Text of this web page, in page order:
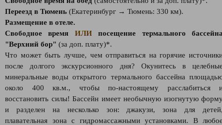
Переезд в Тюмень (Екатеринбург → Тюмень: 330 км).
Размещение в отеле.
Свободное время ИЛИпосещение термального
"Верхний бор" (за доп. плату)*.
Что может быть лучше, чем отправиться на горячие
после долгого экскурсионного дня? Окунитесь в
минеральные воды открытого термального бассейна
около 400 кв.м., чтобы по-настоящему расслабиться
восстановить силы! Бассейн имеет необычную изогнутую
и разделен на несколько зон: джакузи, зона для
плавательная зона с гидромассажными установками. В